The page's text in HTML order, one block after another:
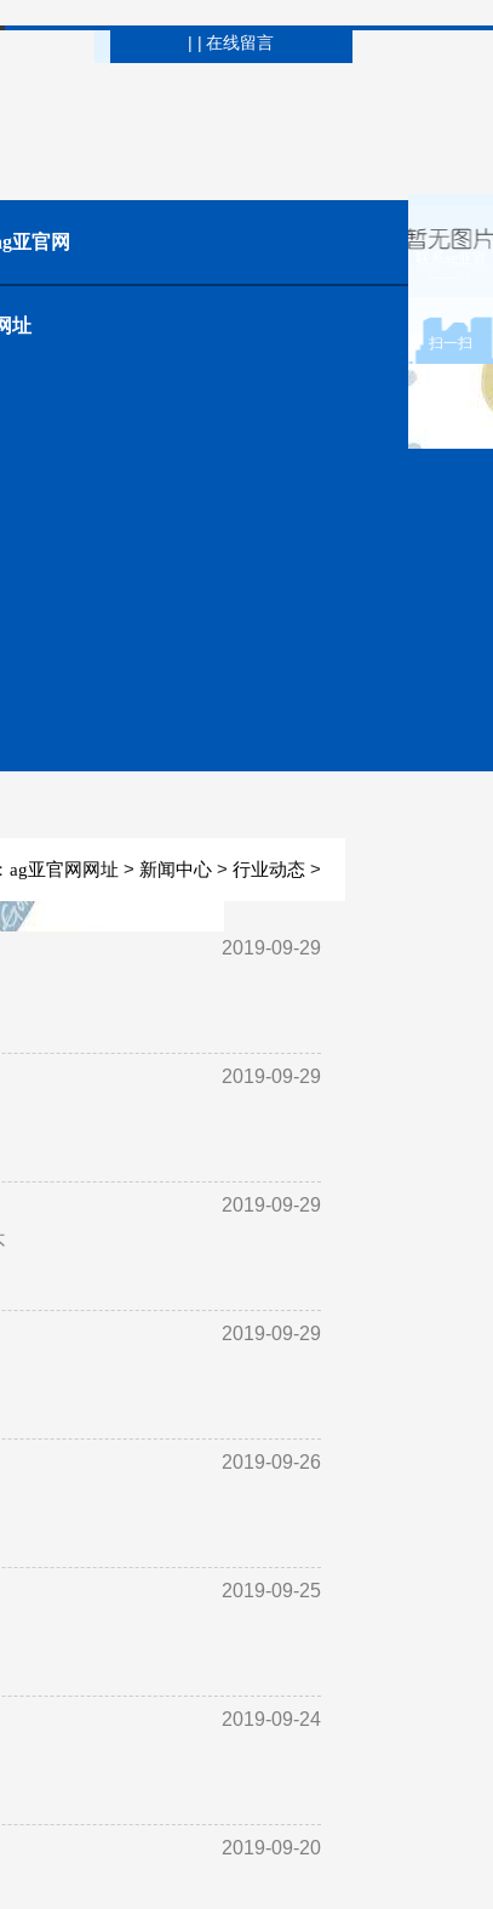
| | 在线留言
亚官网
址
ag亚官网网址 > 新闻中心 > 行业动态 >
2019-09-29
2019-09-29
2019-09-29
2019-09-29
2019-09-26
2019-09-25
2019-09-24
2019-09-20
扫一扫